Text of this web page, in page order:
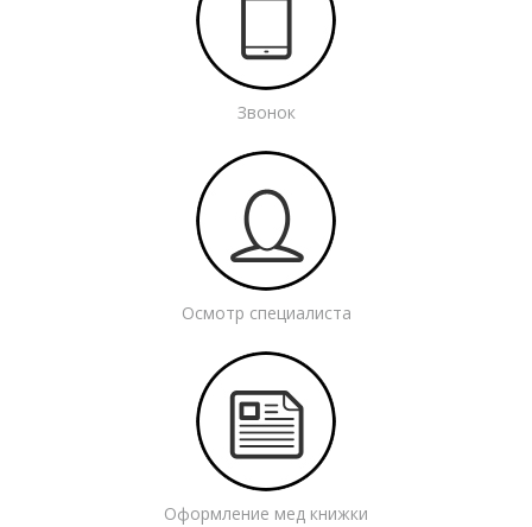
Звонок
Осмотр специалиста
Оформление мед книжки